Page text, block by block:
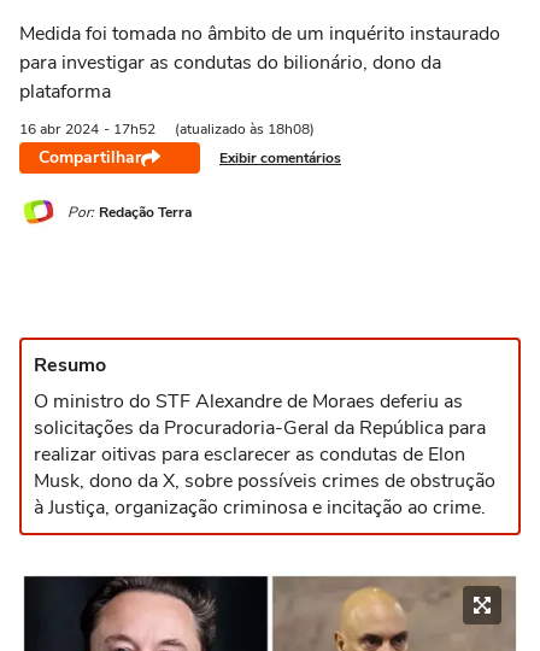
Medida foi tomada no âmbito de um inquérito instaurado
para investigar as condutas do bilionário, dono da
plataforma
16 abr 2024 - 17h52 (atualizado às 18h08)
Compartilhar Exibir comentários
Por: Redação Terra
Resumo
O ministro do STF Alexandre de Moraes deferiu as
solicitações da Procuradoria-Geral da República para
realizar oitivas para esclarecer as condutas de Elon
Musk, dono da X, sobre possíveis crimes de obstrução
à Justiça, organização criminosa e incitação ao crime.